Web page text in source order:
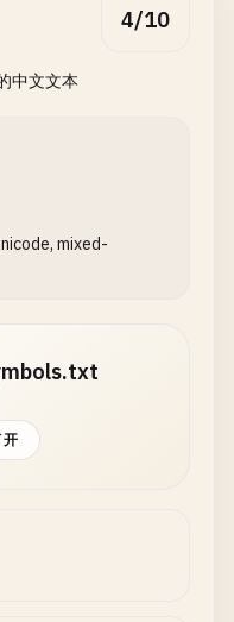
中文文本
4/10
mixed-